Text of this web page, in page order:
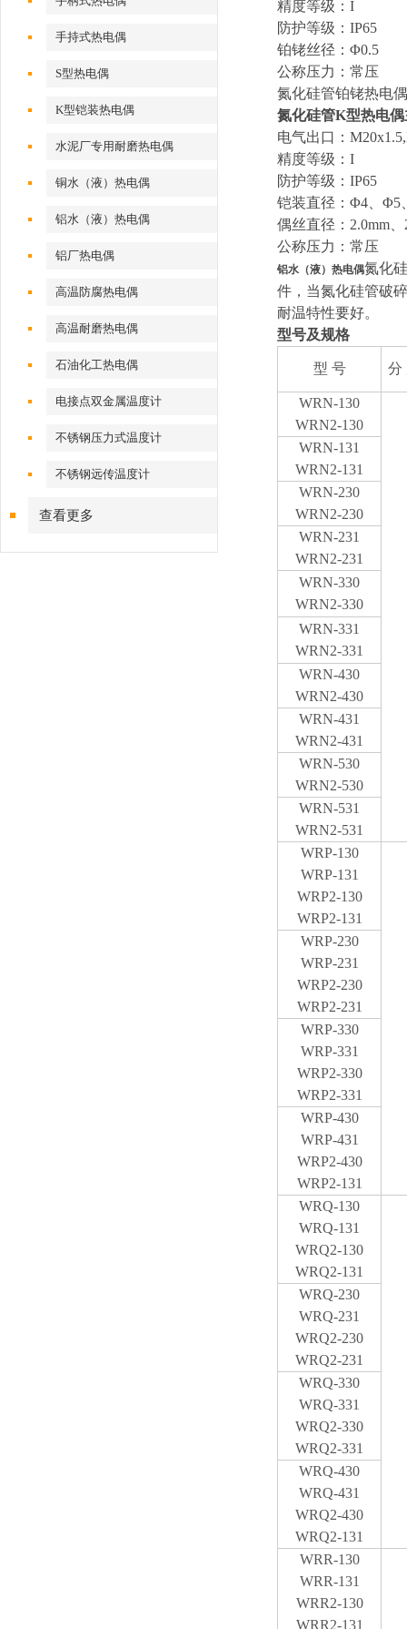
手持式热电偶
S型热电偶
K型铠装热电偶
水泥厂专用耐磨热电偶
铜水（液）热电偶
铝水（液）热电偶
铝厂热电偶
高温防腐热电偶
高温耐磨热电偶
石油化工热电偶
电接点双金属温度计
不锈钢压力式温度计
不锈钢远传温度计
查看更多
精度等级：I
防护等级：IP65
铂铑丝径：Φ0.5
公称压力：常压
氮化硅管铂铑热电
氮化硅管K型热电
电气出口：
精度等级：I
防护等级：IP65
铠装直径：Φ4、Φ5
偶丝直径：2.0mm、
公称压力：常压
铝水（液）热电偶氮化
件，当氮化硅管破
耐温特性要好。
型号及规格
型 号 分
WRN-130
WRN2-130
WRN-131
WRN2-131
WRN-230
WRN2-230
WRN-231
WRN2-231
WRN-330
WRN2-330
WRN-331
WRN2-331
WRN-430
WRN2-430
WRN-431
WRN2-431
WRN-530
WRN2-530
WRN-531
WRN2-531
WRP-130
WRP-131
WRP2-130
WRP2-131
WRP-230
WRP-231
WRP2-230
WRP2-231
WRP-330
WRP-331
WRP2-330
WRP2-331
WRP-430
WRP-431
WRP2-430
WRP2-131
WRQ-130
WRQ-131
WRQ2-130
WRQ2-131
WRQ-230
WRQ-231
WRQ2-230
WRQ2-231
WRQ-330
WRQ-331
WRQ2-330
WRQ2-331
WRQ-430
WRQ-431
WRQ2-430
WRQ2-131
WRR-130
WRR-131
WRR2-130
WRR2-131